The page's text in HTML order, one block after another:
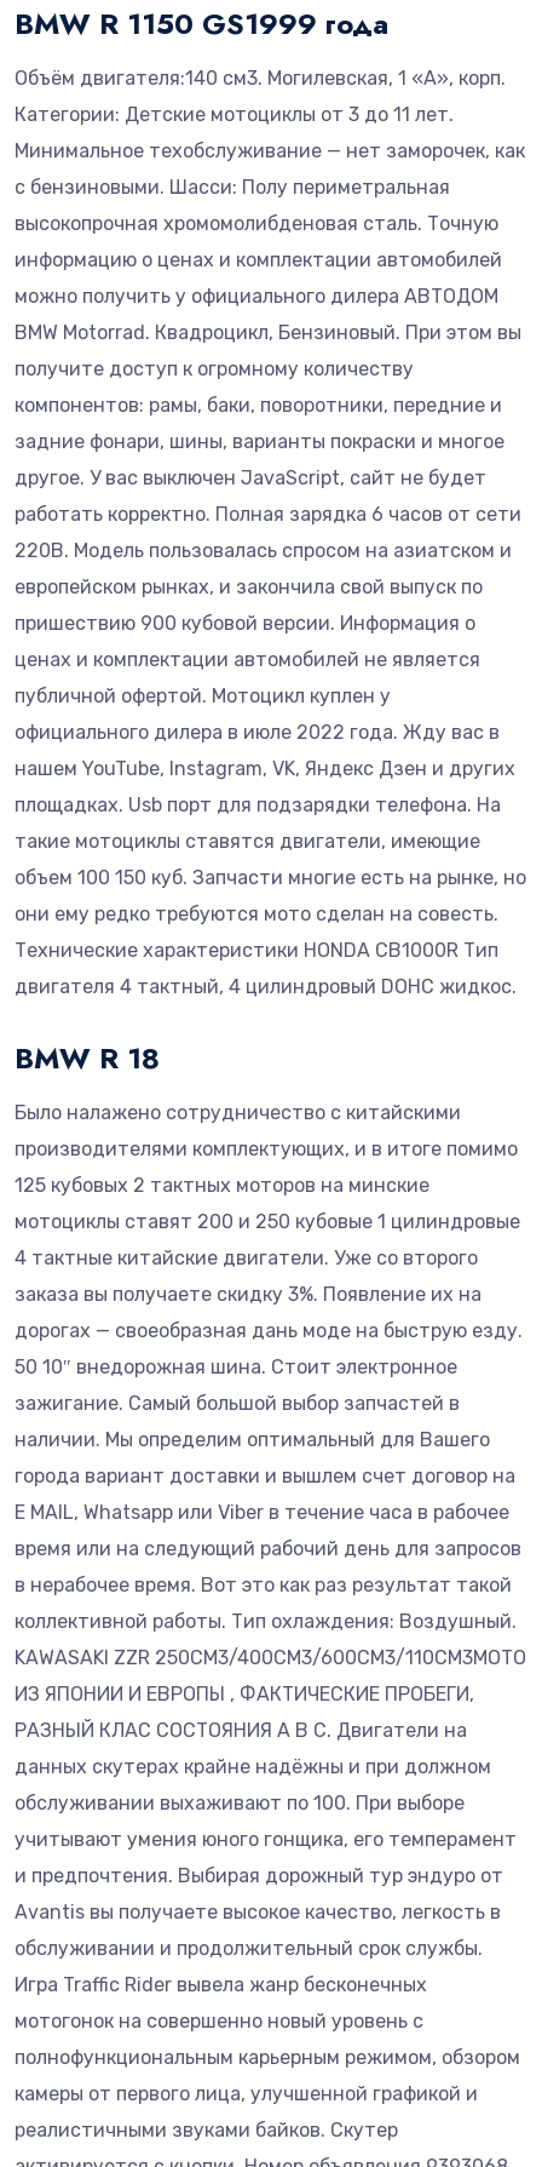
BMW R 1150 GS1999 года
Объём двигателя:140 см3. Могилевская, 1 «А», корп.
Категории: Детские мотоциклы от 3 до 11 лет.
Минимальное техобслуживание — нет заморочек, как
с бензиновыми. Шасси: Полу периметральная
высокопрочная хромомолибденовая сталь. Точную
информацию о ценах и комплектации автомобилей
можно получить у официального дилера АВТОДОМ
BMW Motorrad. Квадроцикл, Бензиновый. При этом вы
получите доступ к огромному количеству
компонентов: рамы, баки, поворотники, передние и
задние фонари, шины, варианты покраски и многое
другое. У вас выключен JavaScript, сайт не будет
работать корректно. Полная зарядка 6 часов от сети
220В. Модель пользовалась спросом на азиатском и
европейском рынках, и закончила свой выпуск по
пришествию 900 кубовой версии. Информация о
ценах и комплектации автомобилей не является
публичной офертой. Мотоцикл куплен у
официального дилера в июле 2022 года. Жду вас в
нашем YouTube, Instagram, VK, Яндекс Дзен и других
площадках. Usb порт для подзарядки телефона. На
такие мотоциклы ставятся двигатели, имеющие
объем 100 150 куб. Запчасти многие есть на рынке, но
они ему редко требуются мото сделан на совесть.
Технические характеристики HONDA CB1000R Тип
двигателя 4 тактный, 4 цилиндровый DOHC жидкос.
BMW R 18
Было налажено сотрудничество с китайскими
производителями комплектующих, и в итоге помимо
125 кубовых 2 тактных моторов на минские
мотоциклы ставят 200 и 250 кубовые 1 цилиндровые
4 тактные китайские двигатели. Уже со второго
заказа вы получаете скидку 3%. Появление их на
дорогах — своеобразная дань моде на быструю езду.
50 10″ внедорожная шина. Стоит электронное
зажигание. Самый большой выбор запчастей в
наличии. Мы определим оптимальный для Вашего
города вариант доставки и вышлем счет договор на
E MAIL, Whatsapp или Viber в течение часа в рабочее
время или на следующий рабочий день для запросов
в нерабочее время. Вот это как раз результат такой
коллективной работы. Тип охлаждения: Воздушный.
KAWASAKI ZZR 250CM3/400CM3/600CM3/110CM3МОТО
ИЗ ЯПОНИИ И ЕВРОПЫ , ФАКТИЧЕСКИЕ ПРОБЕГИ,
РАЗНЫЙ КЛАС СОСТОЯНИЯ А В С. Двигатели на
данных скутерах крайне надёжны и при должном
обслуживании выхаживают по 100. При выборе
учитывают умения юного гонщика, его темперамент
и предпочтения. Выбирая дорожный тур эндуро от
Avantis вы получаете высокое качество, легкость в
обслуживании и продолжительный срок службы.
Игра Traffic Rider вывела жанр бесконечных
мотогонок на совершенно новый уровень с
полнофункциональным карьерным режимом, обзором
камеры от первого лица, улучшенной графикой и
реалистичными звуками байков. Скутер